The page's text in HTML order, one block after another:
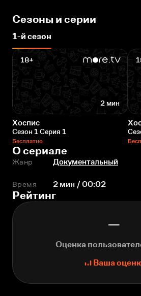
Сезоны и серии
1-й сезон
18+
2 мин
Хоспис
Сезон 1 Серия 1
Бесплатно
О сериале
Жанр Документальный
Время 2 мин / 00:02
Рейтинг
—
Оценка
Ваша